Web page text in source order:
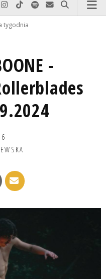
prostu do nas zadzwoń
nas na Facebook-u
Odwiedź nas na X
Odwiedź nas na Instagram-ie
Odwiedź nas na TikTok-u
Szukaj nas na Spotify
Wyślij do nas
Szukaj
tygodnia
-